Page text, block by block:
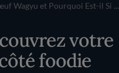
Wagyu et Pourquoi Est-il Si ...
votre
foodie